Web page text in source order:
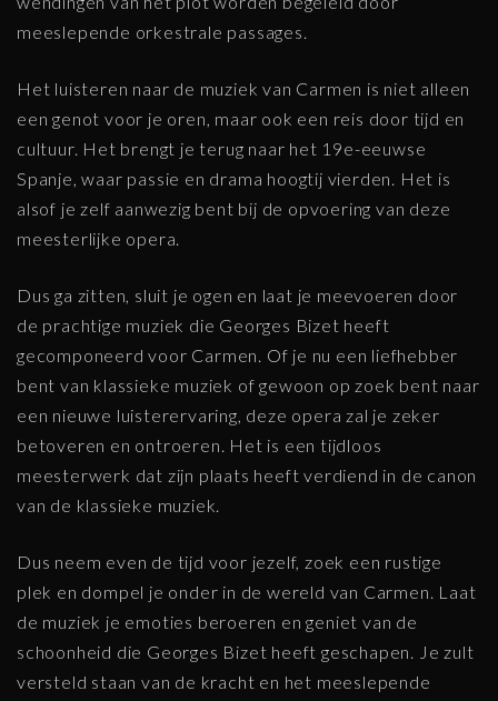
meeslepende orkestrale passages.
Het luisteren naar de muziek van Carmen is niet alleen
een genot voor je oren, maar ook een reis door tijd en
cultuur. Het brengt je terug naar het 19e-eeuwse
Spanje, waar passie en drama hoogtij vierden. Het is
alsof je zelf aanwezig bent bij de opvoering van deze
meesterlijke opera.
Dus ga zitten, sluit je ogen en laat je meevoeren door
de prachtige muziek die Georges Bizet heeft
gecomponeerd voor Carmen. Of je nu een liefhebber
bent van klassieke muziek of gewoon op zoek bent naar
een nieuwe luisterervaring, deze opera zal je zeker
betoveren en ontroeren. Het is een tijdloos
meesterwerk dat zijn plaats heeft verdiend in de canon
van de klassieke muziek.
Dus neem even de tijd voor jezelf, zoek een rustige
plek en dompel je onder in de wereld van Carmen. Laat
de muziek je emoties beroeren en geniet van de
schoonheid die Georges Bizet heeft geschapen. Je zult
versteld staan van de kracht en het meeslepende